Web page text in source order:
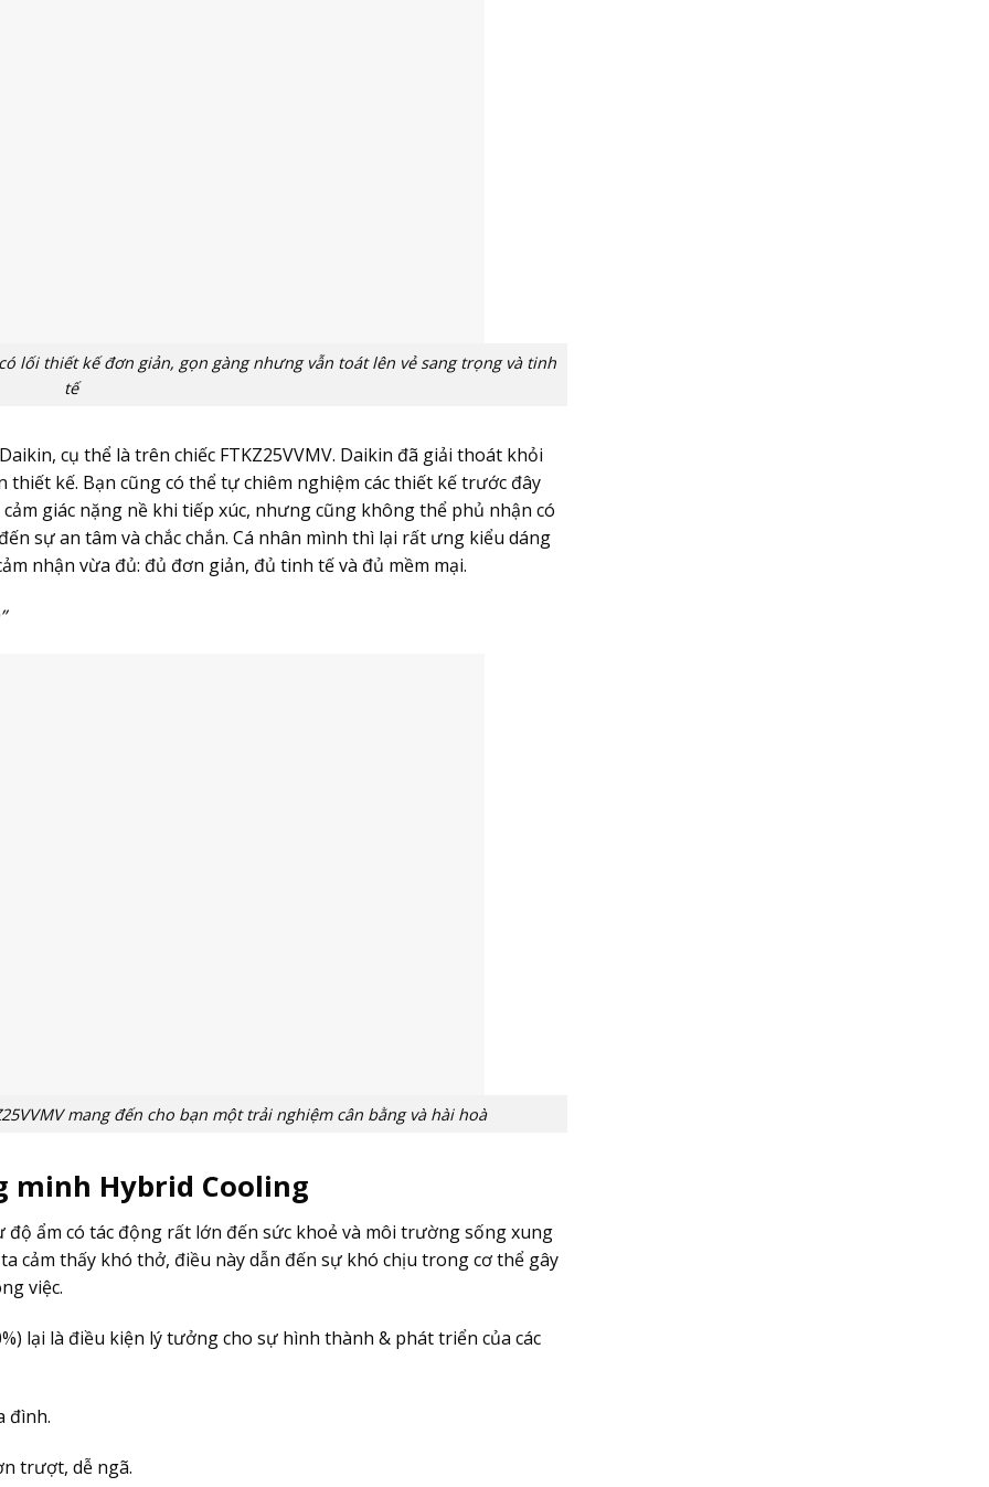
lối thiết kế đơn giản, gọn gàng nhưng vẫn toát lên vẻ sang trọng và tinh
tế
cụ thể là trên chiếc FTKZ25VVMV. Daikin đã giải thoát khỏi
kế. Bạn cũng có thể tự chiêm nghiệm các thiết kế trước đây
giác nặng nề khi tiếp xúc, nhưng cũng không thể phủ nhận có
sự an tâm và chắc chắn. Cá nhân mình thì lại rất ưng kiểu dáng
nhận vừa đủ: đủ đơn giản, đủ tinh tế và đủ mềm mại.
mang đến cho bạn một trải nghiệm cân bằng và hài hoà
minh Hybrid Cooling
độ ẩm có tác động rất lớn đến sức khoẻ và môi trường sống xung
cảm thấy khó thở, điều này dẫn đến sự khó chịu trong cơ thể gây
việc.
lại là điều kiện lý tưởng cho sự hình thành & phát triển của các
đình.
trượt, dễ ngã.